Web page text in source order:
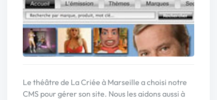
Le théâtre de La Criée à Marseille a choisi notre
CMS pour gérer son site. Nous les aidons aussi à